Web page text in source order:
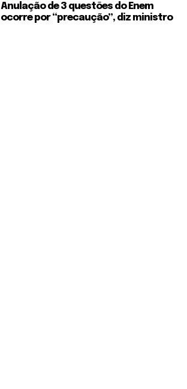
Anulação de 3 questões do Enem
ocorre por “precaução”, diz ministro